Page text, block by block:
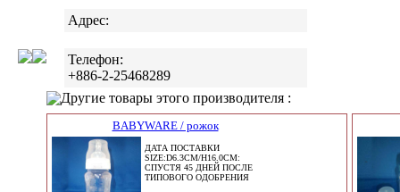
Адрес:
Телефон:
+886-2-25468289
Другие товары этого производителя :
BABYWARE / рожок
ДАТА ПОСТАВКИ
SIZE:D6.3CM/H16.0CM:
СПУСТЯ 45 ДНЕЙ ПОСЛЕ
ТИПОВОГО ОДОБРЕНИЯ